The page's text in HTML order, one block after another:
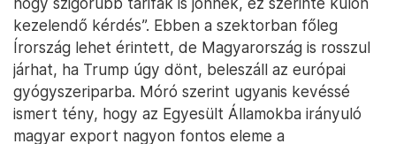
kereskedelmi megállapodás érvénybe lépését
követően aligha lesz tartható a korábban kötött
bérmegállapodás.
A gyógyszeripar lehet az egyik nagy kárvallottja
európai szempontból az egyezségnek. Itt tudni
talán a legkevesebb részletet Trump terveiről.